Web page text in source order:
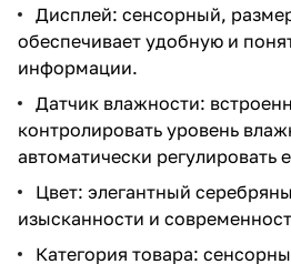
Дисплей: сенсорный,
обеспечивает удобную и
информации.
Датчик влажности:
контролировать уровень
автоматически регулировать
Цвет: элегантный
изысканности и
Категория товара: